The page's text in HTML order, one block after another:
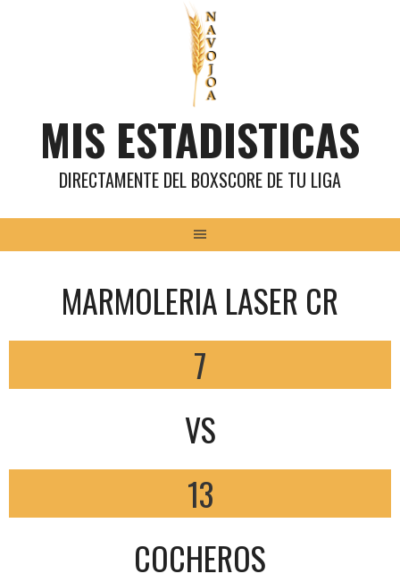
MIS ESTADISTICAS
DIRECTAMENTE DEL BOXSCORE DE TU LIGA
MARMOLERIA LASER CR
7
VS
13
COCHEROS